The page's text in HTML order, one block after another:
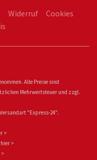
Widerruf
Cookies
Alle Preise sind
Mehrwertsteuer und zzgl.
"Express-24".
>
hier >
>